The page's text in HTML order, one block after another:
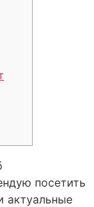
посетить
актуальные